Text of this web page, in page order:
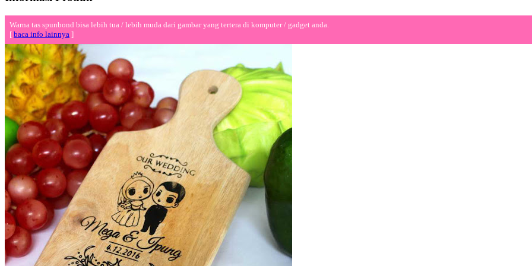
Warna tas spunbond bisa lebih tua / lebih muda dari gambar yang tertera di komputer / gadget anda.
[ baca info lainnya ]